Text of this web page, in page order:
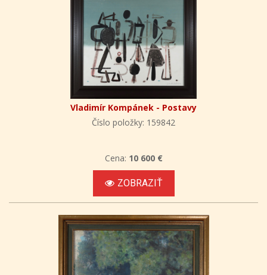
Vladimír Kompánek - Postavy
Číslo položky: 159842
Cena: 10 600 €
ZOBRAZIŤ